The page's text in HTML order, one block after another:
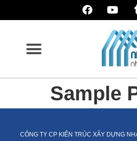
Sample
CÔNG TY CP KIẾN TRÚC XÂY DỰNG